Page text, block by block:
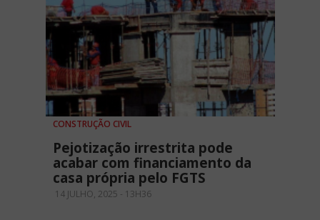
CONSTRUÇÃO CIVIL
Pejotização irrestrita pode
acabar com financiamento da
casa própria pelo FGTS
14 JULHO, 2025 - 13H36